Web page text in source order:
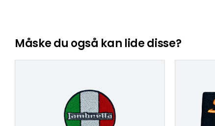
Måske du også kan lide disse?